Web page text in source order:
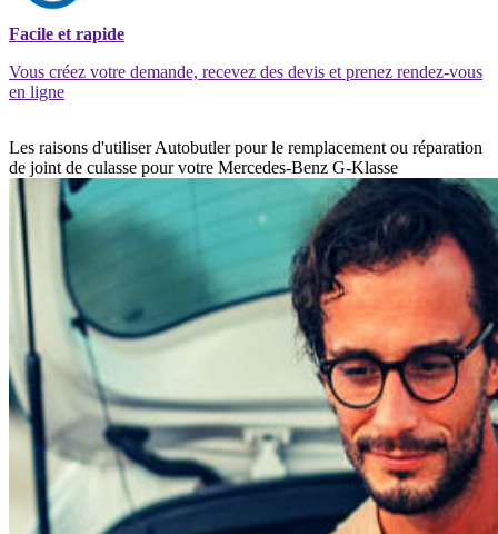
Facile et rapide
Vous créez votre demande, recevez des devis et prenez rendez-vous
en ligne
Les raisons d'utiliser Autobutler pour le remplacement ou réparation
de joint de culasse pour votre Mercedes-Benz G-Klasse